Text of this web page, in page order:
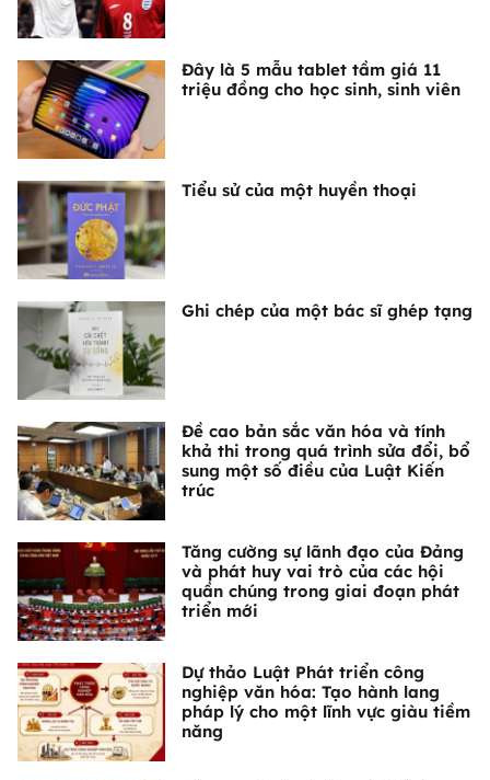
Đây là 5 mẫu tablet tầm giá 11
triệu đồng cho học sinh, sinh viên
Tiểu sử của một huyền thoại
Ghi chép của một bác sĩ ghép tạng
Đề cao bản sắc văn hóa và tính
khả thi trong quá trình sửa đổi, bổ
sung một số điều của Luật Kiến
trúc
Tăng cường sự lãnh đạo của Đảng
và phát huy vai trò của các hội
quần chúng trong giai đoạn phát
triển mới
Dự thảo Luật Phát triển công
nghiệp văn hóa: Tạo hành lang
pháp lý cho một lĩnh vực giàu tiềm
năng